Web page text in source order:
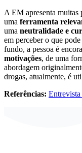
A EM apresenta muitas
uma ferramenta
uma neutralidade e
em perceber o que
fundo, a pessoa é
motivações, de uma
abordagem
drogas, atualmente, é
Referências: